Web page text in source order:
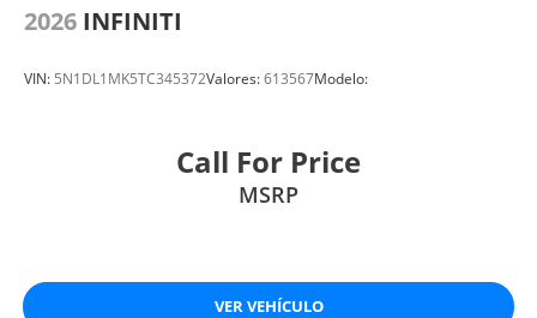
2026 INFINITI
VIN: 5N1DL1MK5TC345372Valores:613567Modelo:
Call For Price
MSRP
VER VEHÍCULO